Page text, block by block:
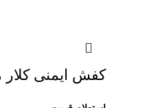
کفش ایمنی کلار